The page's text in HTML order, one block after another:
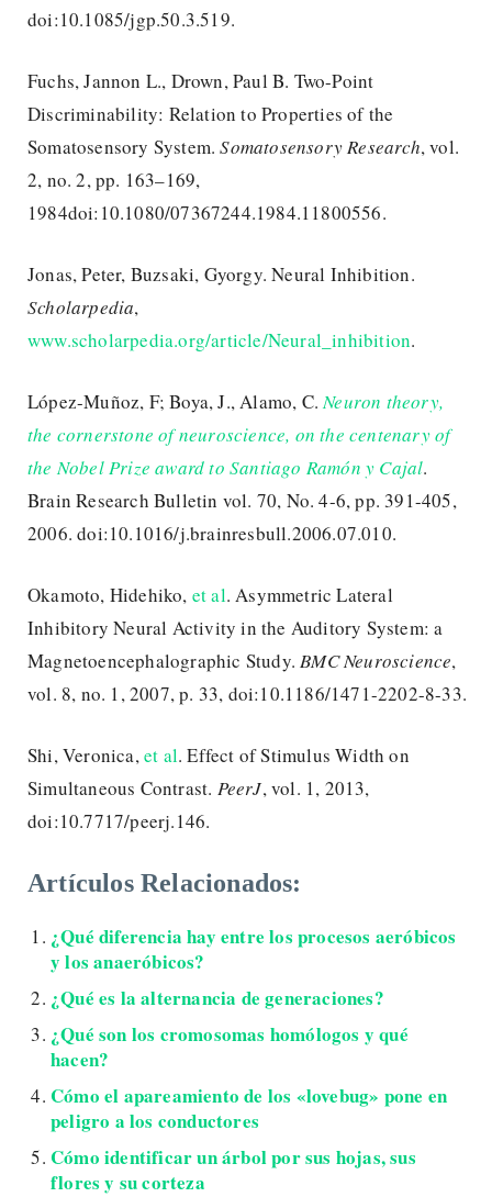
doi:10.1085/jgp.50.3.519.
Fuchs, Jannon L., Drown, Paul B. Two-Point
Discriminability: Relation to Properties of the
Somatosensory System.Somatosensory Research, vol.
2, no. 2, pp. 163–169,
1984doi:10.1080/07367244.1984.11800556.
Jonas, Peter, Buzsaki, Gyorgy. Neural Inhibition.
Scholarpedia,
www.scholarpedia.org/article/Neural_inhibition.
López-Muñoz, F; Boya, J., Alamo, C.Neuron theory,
the cornerstone of neuroscience, on the centenary of
the Nobel Prize award to Santiago Ramón y Cajal.
Brain Research Bulletin vol. 70, No. 4-6, pp. 391-405,
2006. doi:10.1016/j.brainresbull.2006.07.010.
Okamoto, Hidehiko, et al. Asymmetric Lateral
Inhibitory Neural Activity in the Auditory System: a
Magnetoencephalographic Study.BMC Neuroscience,
vol. 8, no. 1, 2007, p. 33, doi:10.1186/1471-2202-8-33.
Shi, Veronica,et al. Effect of Stimulus Width on
Simultaneous Contrast. PeerJ, vol. 1, 2013,
doi:10.7717/peerj.146.
Artículos Relacionados:
¿Qué diferencia hay entre los procesos aeróbicos
y los anaeróbicos?
¿Qué es la alternancia de generaciones?
¿Qué son los cromosomas homólogos y qué
hacen?
Cómo el apareamiento de los «lovebug» pone en
peligro a los conductores
Cómo identificar un árbol por sus hojas, sus
flores y su corteza